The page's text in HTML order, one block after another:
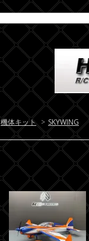
機体キット > SKYWING